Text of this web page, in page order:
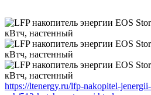
https://ltenergy.ru/lfp-nakopitel-